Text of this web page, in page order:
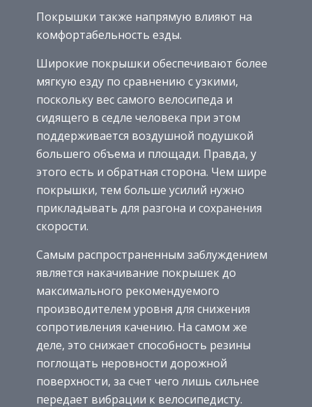
Покрышки также напрямую влияют на
комфортабельность езды.
Широкие покрышки обеспечивают более
мягкую езду по сравнению с узкими,
поскольку вес самого велосипеда и
сидящего в седле человека при этом
поддерживается воздушной подушкой
большего объема и площади. Правда, у
этого есть и обратная сторона. Чем шире
покрышки, тем больше усилий нужно
прикладывать для разгона и сохранения
скорости.
Самым распространенным заблуждением
является накачивание покрышек до
максимального рекомендуемого
производителем уровня для снижения
сопротивления качению. На самом же
деле, это снижает способность резины
поглощать неровности дорожной
поверхности, за счет чего лишь сильнее
передает вибрации к велосипедисту.